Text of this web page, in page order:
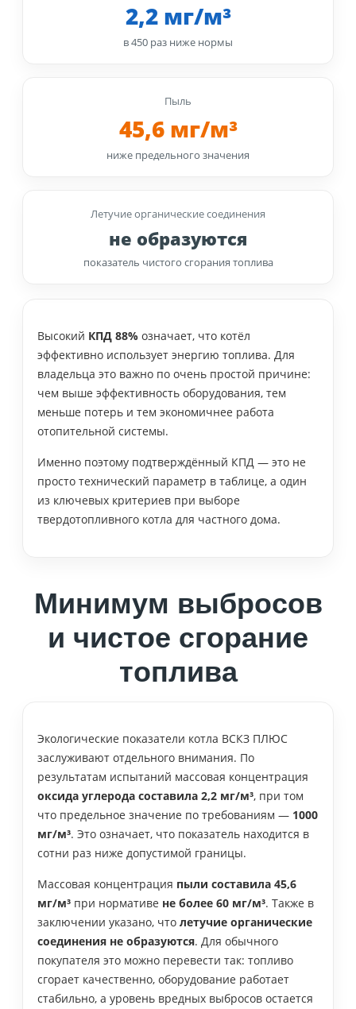
2,2 мг/м³
в 450 раз ниже нормы
Пыль
45,6 мг/м³
ниже предельного значения
Летучие органические соединения
не образуются
показатель чистого сгорания топлива
Высокий КПД 88% означает, что котёл
эффективно использует энергию топлива. Для
владельца это важно по очень простой причине:
чем выше эффективность оборудования, тем
меньше потерь и тем экономичнее работа
отопительной системы.
Именно поэтому подтверждённый КПД — это не
просто технический параметр в таблице, а один
из ключевых критериев при выборе
твердотопливного котла для частного дома.
Минимум выбросов
и чистое сгорание
топлива
Экологические показатели котла ВСКЗ ПЛЮС
заслуживают отдельного внимания. По
результатам испытаний массовая концентрация
оксида углерода составила 2,2 мг/м³, при том
что предельное значение по требованиям — 1000
мг/м³. Это означает, что показатель находится в
сотни раз ниже допустимой границы.
Массовая концентрация пыли составила 45,6
мг/м³ при нормативе не более 60 мг/м³. Также в
заключении указано, что летучие органические
соединения не образуются. Для обычного
покупателя это можно перевести так: топливо
сгорает качественно, оборудование работает
стабильно, а уровень вредных выбросов остается